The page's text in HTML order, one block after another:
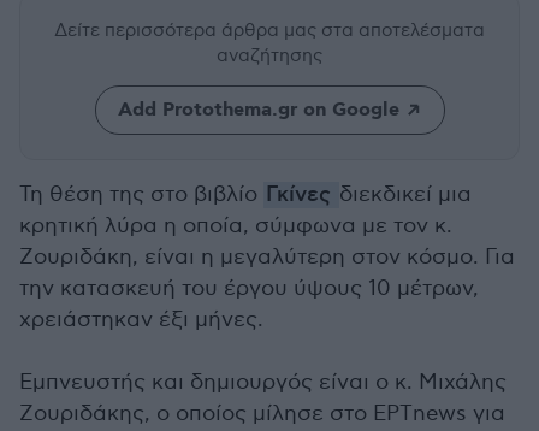
Δείτε περισσότερα άρθρα μας στα αποτελέσματα
αναζήτησης
Add Protothema.gr on Google
Τη θέση της στο βιβλίο Γκίνες διεκδικεί μια
κρητική λύρα η οποία, σύμφωνα με τον κ.
Ζουριδάκη, είναι η μεγαλύτερη στον κόσμο. Για
την κατασκευή του έργου ύψους 10 μέτρων,
χρειάστηκαν έξι μήνες.
Εμπνευστής και δημιουργός είναι ο κ. Μιχάλης
Ζουριδάκης, ο οποίος μίλησε στο ΕΡΤnews για